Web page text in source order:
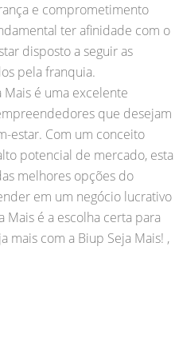
e comprometimento
ter afinidade com o
disposto a seguir as
pela franquia.
Mais é uma excelente
que desejam
estar. Com um conceito
potencial de mercado, esta
melhores opções do
em um negócio lucrativo
Mais é a escolha certa para
mais com a Biup Seja Mais! ,